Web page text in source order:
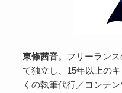
東條茜音。フリーラン
て独立し、15年以上の
くの執筆代行／コンテ